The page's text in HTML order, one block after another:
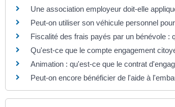
Une association employeur doit-elle
Peut-on utiliser son véhicule personnel
Fiscalité des frais payés par un bénévole :
Qu'est-ce que le compte engagement
Animation : qu'est-ce que le contrat
Peut-on encore bénéficier de l'aide à